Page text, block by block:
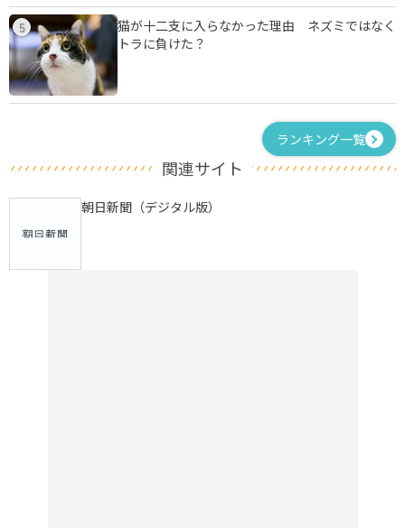
5
猫が十二支に入らなかった理由 ネズミではなく
トラに負けた？
ランキング一覧
関連サイト
朝日新聞（デジタル版）